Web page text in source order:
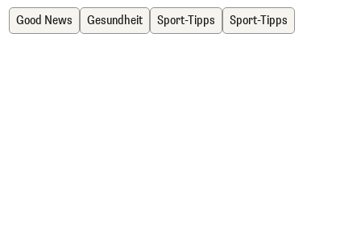
Good News Gesundheit Sport-Tipps Sport-Tipps